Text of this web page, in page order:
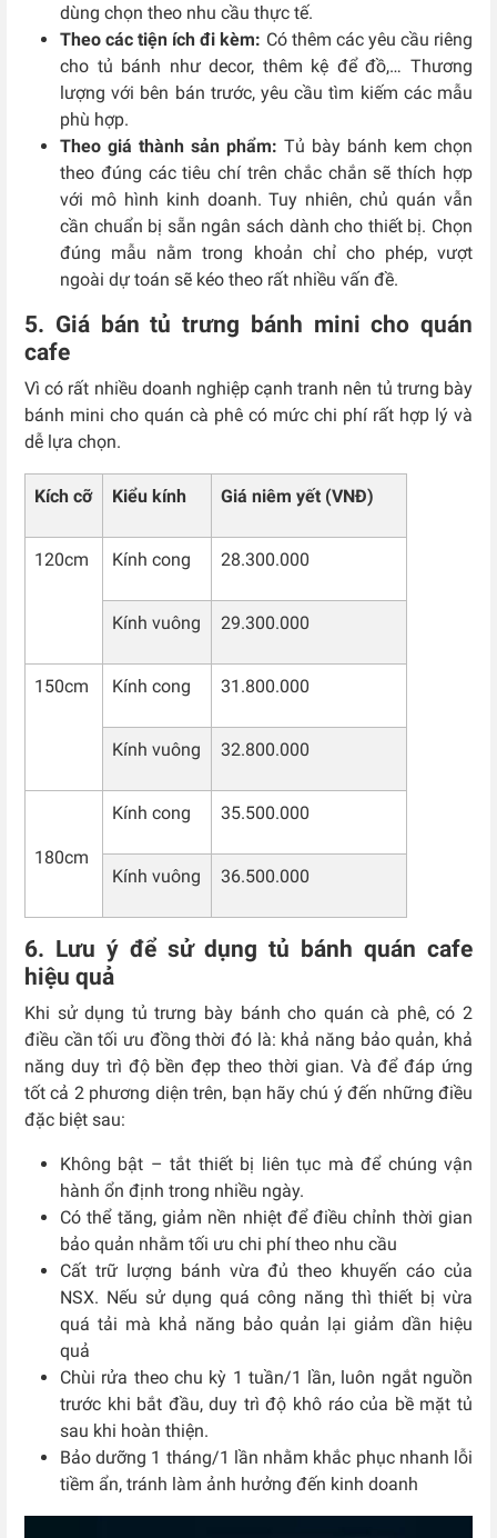
dùng chọn theo nhu cầu thực tế.
Theo các tiện ích đi kèm: Có thêm các yêu cầu riêng
cho tủ bánh như decor, thêm kệ để đồ,… Thương
lượng với bên bán trước, yêu cầu tìm kiếm các mẫu
phù hợp.
Theo giá thành sản phẩm: Tủ bày bánh kem chọn
theo đúng các tiêu chí trên chắc chắn sẽ thích hợp
với mô hình kinh doanh. Tuy nhiên, chủ quán vẫn
cần chuẩn bị sẵn ngân sách dành cho thiết bị. Chọn
đúng mẫu nằm trong khoản chỉ cho phép, vượt
ngoài dự toán sẽ kéo theo rất nhiều vấn đề.
5. Giá bán tủ trưng bánh mini cho quán
cafe
Vì có rất nhiều doanh nghiệp cạnh tranh nên tủ trưng bày
bánh mini cho quán cà phê có mức chi phí rất hợp lý và
dễ lựa chọn.
Kích cỡ Kiểu kính Giá niêm yết (VNĐ)
120cm Kính cong 28.300.000
Kính vuông 29.300.000
150cm Kính cong 31.800.000
Kính vuông 32.800.000
180cm
Kính cong 35.500.000
Kính vuông 36.500.000
6. Lưu ý để sử dụng tủ bánh quán cafe
hiệu quả
Khi sử dụng tủ trưng bày bánh cho quán cà phê, có 2
điều cần tối ưu đồng thời đó là: khả năng bảo quản, khả
năng duy trì độ bền đẹp theo thời gian. Và để đáp ứng
tốt cả 2 phương diện trên, bạn hãy chú ý đến những điều
đặc biệt sau:
Không bật – tắt thiết bị liên tục mà để chúng vận
hành ổn định trong nhiều ngày.
Có thể tăng, giảm nền nhiệt để điều chỉnh thời gian
bảo quản nhằm tối ưu chi phí theo nhu cầu
Cất trữ lượng bánh vừa đủ theo khuyến cáo của
NSX. Nếu sử dụng quá công năng thì thiết bị vừa
quá tải mà khả năng bảo quản lại giảm dần hiệu
quả
Chùi rửa theo chu kỳ 1 tuần/1 lần, luôn ngắt nguồn
trước khi bắt đầu, duy trì độ khô ráo của bề mặt tủ
sau khi hoàn thiện.
Bảo dưỡng 1 tháng/1 lần nhằm khắc phục nhanh lỗi
tiềm ẩn, tránh làm ảnh hưởng đến kinh doanh